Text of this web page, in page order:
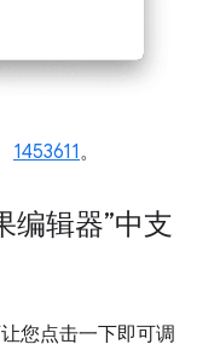
1453611。
编辑器”中支
您点击一下即可调